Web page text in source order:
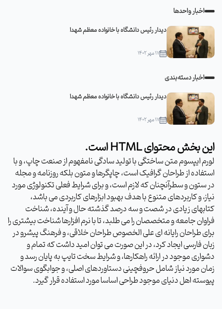
اخبار واحدها
دیدار رئیس دانشگاه با خانواده معظم شهدا
۱۷ مهر ۱۴۰۲
اخبار دسته‌بندی
دیدار رئیس دانشگاه با خانواده معظم شهدا
۱۷ مهر ۱۴۰۲
این بخش محتوای HTML است.
لورم ایپسوم متن ساختگی با تولید سادگی نامفهوم از صنعت چاپ، و با
استفاده از طراحان گرافیک است، چاپگرها و متون بلکه روزنامه و مجله
در ستون و سطرآنچنان که لازم است، و برای شرایط فعلی تکنولوژی مورد
نیاز، و کاربردهای متنوع با هدف بهبود ابزارهای کاربردی می باشد،
کتابهای زیادی در شصت و سه درصد گذشته حال و آینده، شناخت
فراوان جامعه و متخصصان را می طلبد، تا با نرم افزارها شناخت بیشتری را
برای طراحان رایانه ای علی الخصوص طراحان خلاقی، و فرهنگ پیشرو در
زبان فارسی ایجاد کرد، در این صورت می توان امید داشت که تمام و
دشواری موجود در ارائه راهکارها، و شرایط سخت تایپ به پایان رسد و
زمان مورد نیاز شامل حروفچینی دستاوردهای اصلی، و جوابگوی سوالات
پیوسته اهل دنیای موجود طراحی اساسا مورد استفاده قرار گیرد.